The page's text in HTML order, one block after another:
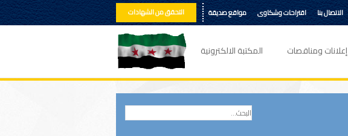
التحقق من الشهادات الاتصال بنا اقتراحات وشكاوى مواقع صديقة
إعلانات ومناقصات المكتبة الالكترونية